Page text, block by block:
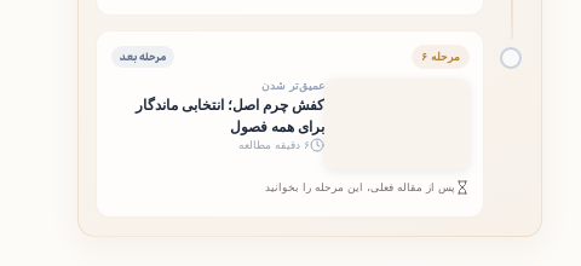
مرحله ۶ مرحله بعد
عمیق‌تر شدن
کفش چرم اصل؛ انتخابی ماندگار
برای همه فصول
۶ دقیقه مطالعه
پس از مقاله فعلی، این مرحله را بخوانید